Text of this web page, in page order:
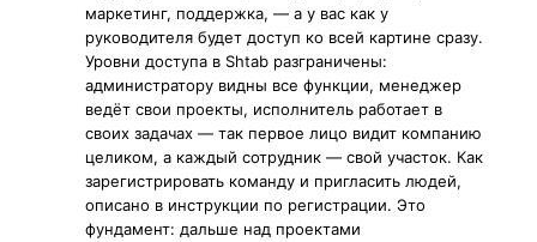
маркетинг, поддержка, — а у вас как у
руководителя будет доступ ко всей картине сразу.
Уровни доступа в Shtab разграничены:
администратору видны все функции, менеджер
ведёт свои проекты, исполнитель работает в
своих задачах — так первое лицо видит компанию
целиком, а каждый сотрудник — свой участок. Как
зарегистрировать команду и пригласить людей,
описано в инструкции по регистрации. Это
фундамент: дальше над проектами